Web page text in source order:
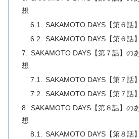
想
SAKAMOTO DAYS【第６話
SAKAMOTO DAYS【第６話
SAKAMOTO DAYS【第７話】の
想
SAKAMOTO DAYS【第７話
SAKAMOTO DAYS【第７話
SAKAMOTO DAYS【第８話】の
想
SAKAMOTO DAYS【第８話